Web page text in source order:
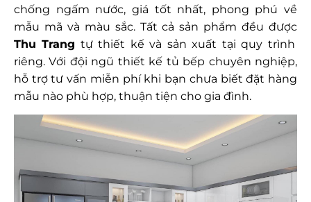
chống ngấm nước, giá tốt nhất, phong phú về
mẫu mã và màu sắc. Tất cả sản phẩm đều được
Thu Trang tự thiết kế và sản xuất tại quy trình
riêng. Với đội ngũ thiết kế tủ bếp chuyên nghiệp,
hỗ trợ tư vấn miễn phí khi bạn chưa biết đặt hàng
mẫu nào phù hợp, thuận tiện cho gia đình.